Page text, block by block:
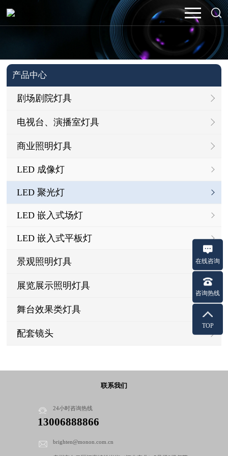
产品中心
剧场剧院灯具
电视台、演播室灯具
商业照明灯具
LED 成像灯
LED 聚光灯
LED 嵌入式场灯
LED 嵌入式平板灯
景观照明灯具
展览展示照明灯具
舞台效果类灯具
配套镜头
联系我们
24小时咨询热线
13006888866
brighten@monon.com.cn
在线咨询
咨询热线
TOP